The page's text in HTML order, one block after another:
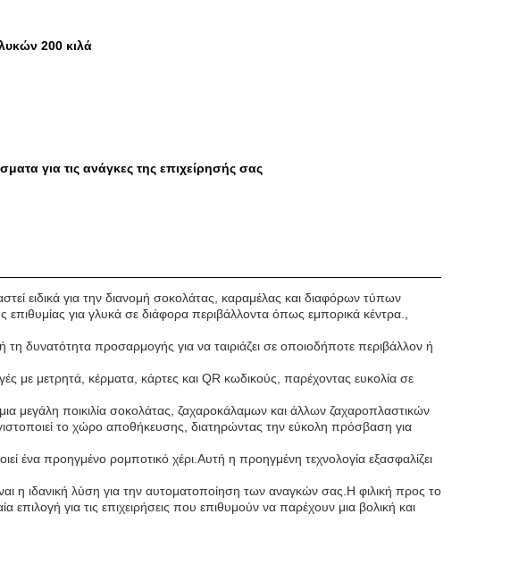
200 κιλά
για τις ανάγκες της επιχείρησής σας
ειδικά για την διανομή σοκολάτας, καραμέλας και διαφόρων τύπων
για γλυκά σε διάφορα περιβάλλοντα όπως εμπορικά κέντρα.,
δυνατότητα προσαρμογής για να ταιριάζει σε οποιοδήποτε περιβάλλον ή
με μετρητά, κέρματα, κάρτες και QR κωδικούς, παρέχοντας ευκολία σε
μεγάλη ποικιλία σοκολάτας, ζαχαροκάλαμων και άλλων ζαχαροπλαστικών
το χώρο αποθήκευσης, διατηρώντας την εύκολη πρόσβαση για
ένα προηγμένο ρομποτικό χέρι.Αυτή η προηγμένη τεχνολογία εξασφαλίζει
η ιδανική λύση για την αυτοματοποίηση των αναγκών σας.Η φιλική προς το
για τις επιχειρήσεις που επιθυμούν να παρέχουν μια βολική και